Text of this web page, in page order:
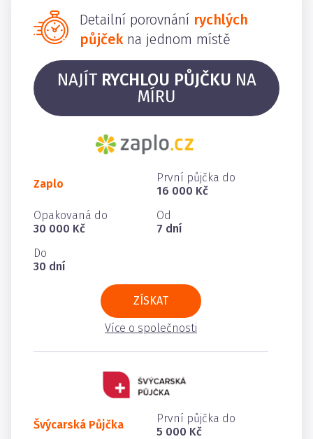
Detailní porovnání rychlých
půjčekna jednom místě
NAJÍT RYCHLOU PŮJČKU NA
MÍRU
Zaplo
První půjčka do
16 000 Kč
Opakovaná do
30 000 Kč
Od
7 dní
Do
30 dní
ZÍSKAT
Více o společnosti
Švýcarská Půjčka
První půjčka do
5 000 Kč